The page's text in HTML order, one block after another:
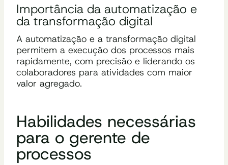
Importância da automatização e
da transformação digital
A automatização e a transformação digital
permitem a execução dos processos mais
rapidamente, com precisão e liderando os
colaboradores para atividades com maior
valor agregado.
Habilidades necessárias
para o gerente de
processos